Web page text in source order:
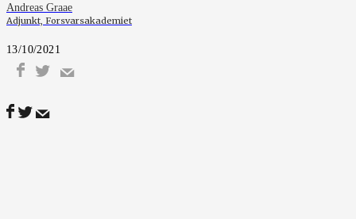
Andreas Graae
Adjunkt, Forsvarsakademiet
13/10/2021